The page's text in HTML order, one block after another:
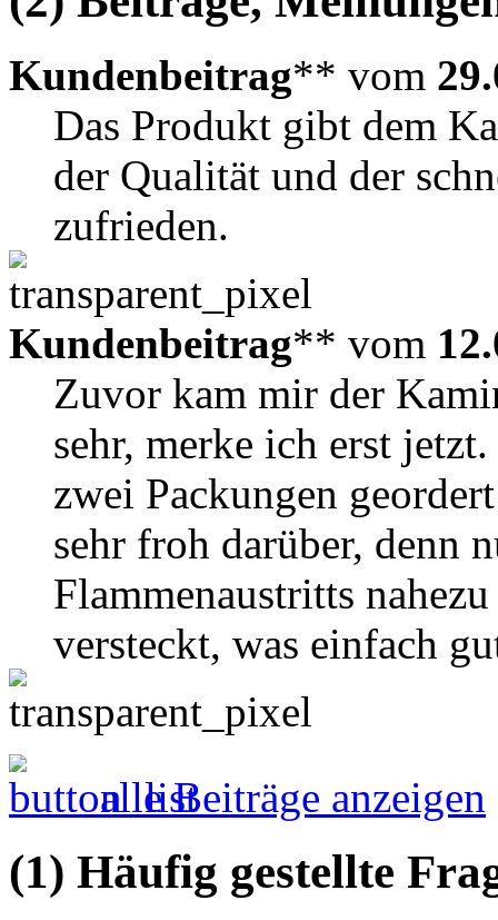
Kundenbeitrag** vom
Das Produkt gibt dem
der Qualität und der
zufrieden.
Kundenbeitrag** vom
Zuvor kam mir der
sehr, merke ich erst
zwei Packungen
sehr froh darüber, denn
Flammenaustritts
versteckt, was einfach
alle Beiträge anzeigen
(1) Häufig gestellte